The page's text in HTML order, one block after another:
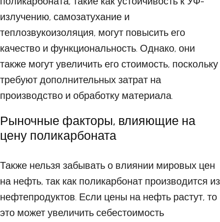
излучению, самозатухание и
теплозвукоизоляция, могут повысить его
качество и функциональность. Однако, они
также могут увеличить его стоимость, поскольку
требуют дополнительных затрат на
производство и обработку материала.
Рыночные факторы, влияющие на
цену поликарбоната
Также нельзя забывать о влиянии мировых цен
на нефть, так как поликарбонат производится из
нефтепродуктов. Если цены на нефть растут, то
это может увеличить себестоимость